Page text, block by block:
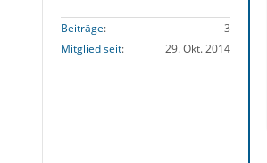
Beiträge
3
Mitglied seit
29. Okt. 2014